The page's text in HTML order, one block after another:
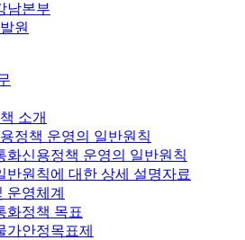
남본부
원
소개
정책 운영의 일반원칙
화신용정책 운영의 일반원칙
반원칙에 대한 상세 설명자료
운영체계
화정책 목표
가안정목표제